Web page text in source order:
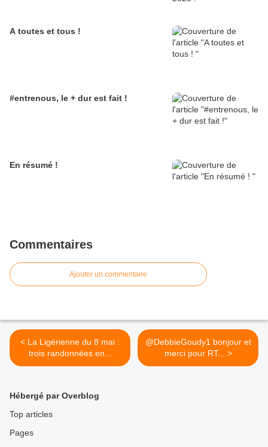
A toutes et tous !
#entrenous, le + dur est fait !
En résumé !
Commentaires
Ajouter un commentaire
< La Ligérienne du 8 mai :
trois randonnées en...
@DebbieGoudy1 bonjour et
merci pour RT... >
Hébergé par Overblog
Top articles
Pages